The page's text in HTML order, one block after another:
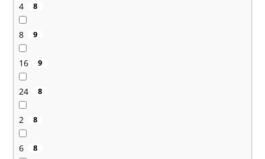
4 8
8 9
16 9
24 8
2 8
6 8